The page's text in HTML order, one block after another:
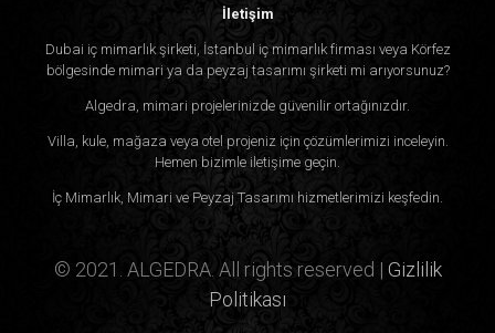
İletişim
Dubai iç mimarlık şirketi, İstanbul iç mimarlık firması veya Körfez
bölgesinde mimari ya da peyzaj tasarımı şirketi mi arıyorsunuz?
Algedra, mimari projelerinizde güvenilir ortağınızdır.
Villa, kule, mağaza veya otel projeniz için çözümlerimizi inceleyin.
Hemen bizimle iletişime geçin.
İç Mimarlık, Mimari ve Peyzaj Tasarımı hizmetlerimizi keşfedin.
© 2021. ALGEDRA. All rights reserved | Gizlilik
Politikası